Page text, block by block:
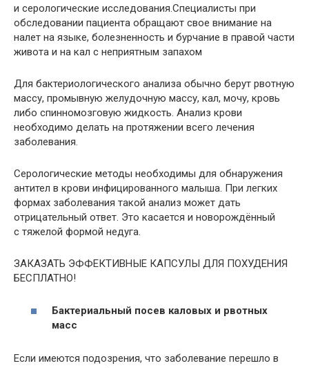
и серологические исследования.Специалисты при
обследовании пациента обращают свое внимание на
налет на языке, болезненность и бурчание в правой части
живота и на кал с неприятным запахом
Для бактериологического анализа обычно берут рвотную
массу, промывную желудочную массу, кал, мочу, кровь
либо спинномозговую жидкость. Анализ крови
необходимо делать на протяжении всего лечения
заболевания.
Серологические методы необходимы для обнаружения
антител в крови инфицированного малыша. При легких
формах заболевания такой анализ может дать
отрицательный ответ. Это касается и новорождённый
с тяжелой формой недуга.
ЗАКАЗАТЬ ЭФФЕКТИВНЫЕ КАПСУЛЫ ДЛЯ ПОХУДЕНИЯ
БЕСПЛАТНО!
Бактериальный посев каловых и рвотных
масс
Если имеются подозрения, что заболевание перешло в